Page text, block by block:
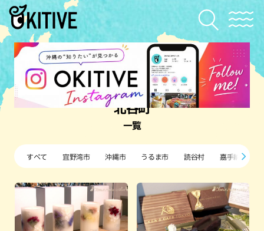
北谷町
一覧
すべて 宜野湾市 沖縄市 うるま市 読谷村 嘉手納町